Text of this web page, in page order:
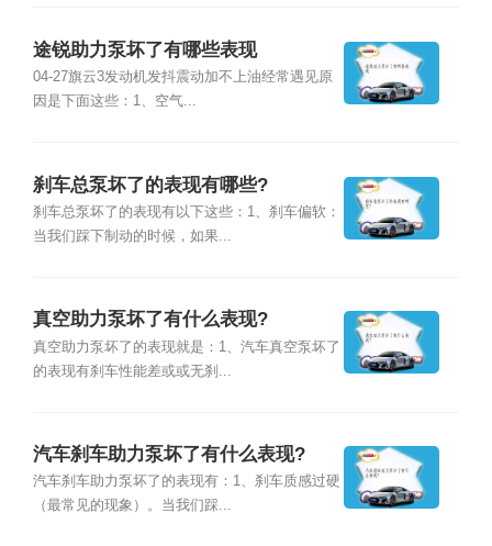
途锐助力泵坏了有哪些表现
04-27旗云3发动机发抖震动加不上油经常遇见原
因是下面这些：1、空气...
刹车总泵坏了的表现有哪些?
刹车总泵坏了的表现有以下这些：1、刹车偏软：
当我们踩下制动的时候，如果...
真空助力泵坏了有什么表现?
真空助力泵坏了的表现就是：1、汽车真空泵坏了
的表现有刹车性能差或或无刹...
汽车刹车助力泵坏了有什么表现?
汽车刹车助力泵坏了的表现有：1、刹车质感过硬
（最常见的现象）。当我们踩...